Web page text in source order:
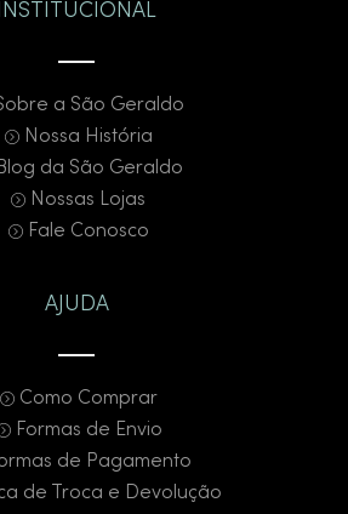
INSTITUCIONAL
a São Geraldo
Nossa História
da São Geraldo
Nossas Lojas
Fale Conosco
AJUDA
Como Comprar
Formas de Envio
de Pagamento
de Troca e Devolução